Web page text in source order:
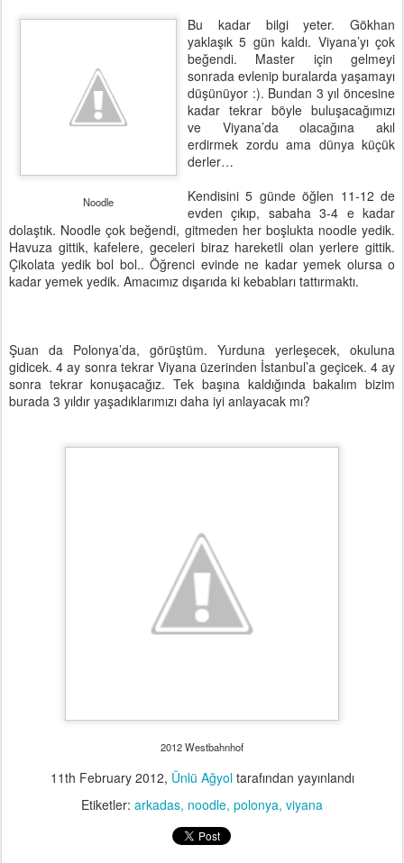
Noodle
Bu kadar bilgi yeter. Gökhan
yaklaşık 5 gün kaldı. Viyana’yı çok
beğendi. Master için gelmeyi
sonrada evlenip buralarda yaşamayı
düşünüyor :). Bundan 3 yıl öncesine
kadar tekrar böyle buluşacağımızı
ve Viyana’da olacağına akıl
erdirmek zordu ama dünya küçük
derler…
Kendisini 5 günde öğlen 11-12 de
evden çıkıp, sabaha 3-4 e kadar
dolaştık. Noodle çok beğendi, gitmeden her boşlukta noodle yedik.
Havuza gittik, kafelere, geceleri biraz hareketli olan yerlere gittik.
Çikolata yedik bol bol.. Öğrenci evinde ne kadar yemek olursa o
kadar yemek yedik. Amacımız dışarıda ki kebabları tattırmaktı.
Şuan da Polonya’da, görüştüm. Yurduna yerleşecek, okuluna
gidicek. 4 ay sonra tekrar Viyana üzerinden İstanbul’a geçicek. 4 ay
sonra tekrar konuşacağız. Tek başına kaldığında bakalım bizim
burada 3 yıldır yaşadıklarımızı daha iyi anlayacak mı?
2012 Westbahnhof
11th February 2012, Ünlü Ağyoltarafından yayınlandı
Etiketler: arkadas noodle polonya viyana